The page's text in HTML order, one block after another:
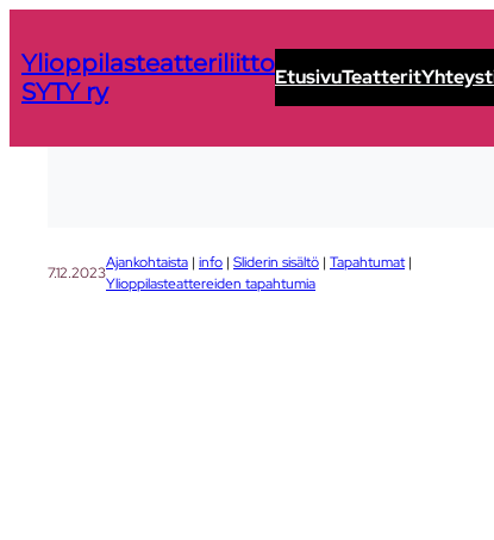
Ylioppilasteatteriliitto
SYTY ry
EtusivuTeatterit
7.12.2023
Ajankohtaista | info | Sliderin sisältö | Tapahtumat
Ylioppilasteattereiden tapahtumia